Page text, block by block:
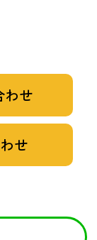
わせ
せ